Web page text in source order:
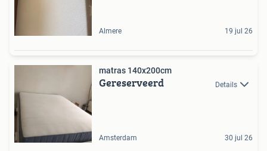
Almere 19 jul 26
matras 140x200cm
Gereserveerd Details
Amsterdam 30 jul 26